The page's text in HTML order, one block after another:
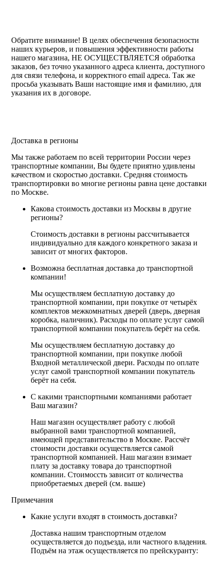
Обратите внимание! В целях обеспечения безопасности
наших курьеров, и повышения эффективности работы
нашего магазина, НЕ ОСУЩЕСТВЛЯЕТСЯ обработка
заказов, без точно указанного адреса клиента, доступного
для связи телефона, и корректного email адреса. Так же
просьба указывать Ваши настоящие имя и фамилию, для
указания их в договоре.
Доставка в регионы
Мы также работаем по всей территории России через
транспортные компании, Вы будете приятно удивлены
качеством и скоростью доставки. Средняя стоимость
транспортировки во многие регионы равна цене доставки
по Москве.
Какова стоимость доставки из Москвы в другие
регионы?
Стоимость доставки в регионы рассчитывается
индивидуально для каждого конкретного заказа и
зависит от многих факторов.
Возможна бесплатная доставка до транспортной
компании!
Мы осуществляем бесплатную доставку до
транспортной компании, при покупке от четырёх
комплектов межкомнатных дверей (дверь, дверная
коробка, наличник). Расходы по оплате услуг самой
транспортной компании покупатель берёт на себя.
Мы осуществляем бесплатную доставку до
транспортной компании, при покупке любой
Входной металлической двери. Расходы по оплате
услуг самой транспортной компании покупатель
берёт на себя.
С какими транспортными компаниями работает
Ваш магазин?
Наш магазин осуществляет работу с любой
выбранной вами транспортной компанией,
имеющей представительство в Москве. Рассчёт
стоимости доставки осуществляется самой
транспортной компанией. Наш магазин взимает
плату за доставку товара до транспортной
компании. Стоимоссть зависит от количества
приобретаемых дверей (см. выше)
Примечания
Какие услуги входят в стоимость доставки?
Доставка нашим транспортным отделом
осуществляется до подъезда, или частного владения.
Подъём на этаж осуществляется по прейскуранту: